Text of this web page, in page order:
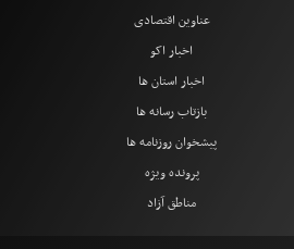
عناوین اقتصادی
اخبار اکو
اخبار استان ها
بازتاب رسانه ها
پیشخوان روزنامه ها
پرونده ویژه
مناطق آزاد